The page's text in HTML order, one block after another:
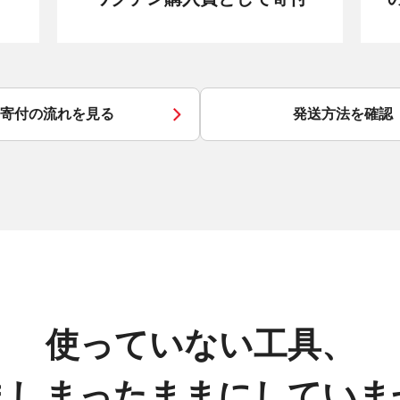
寄付の流れを見る 発送方法を確認
使っていない工具、